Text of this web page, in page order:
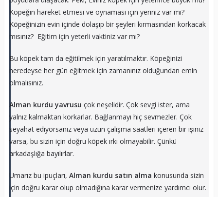
Köpeğin hareket etmesi ve oynaması için yeriniz var mı?
Köpeğinizin evin içinde dolaşıp bir şeyleri kırmasından korkacak
mısınız? Eğitim için yeterli vaktiniz var mı?
Bu köpek tam da eğitilmek için yaratılmaktır. Köpeğinizi
neredeyse her gün eğitmek için zamanınız olduğundan emin
olmalısınız.
Alman kurdu yavrusu çok neşelidir. Çok sevgi ister, ama
yalnız kalmaktan korkarlar. Bağlanmayı hiç sevmezler. Çok
seyahat ediyorsanız veya uzun çalışma saatleri içeren bir işiniz
varsa, bu sizin için doğru köpek ırkı olmayabilir. Çünkü
arkadaşlığa bayılırlar.
Umarız bu ipuçları, Alman kurdu satın alma konusunda sizin
için doğru karar olup olmadığına karar vermenize yardımcı olur.